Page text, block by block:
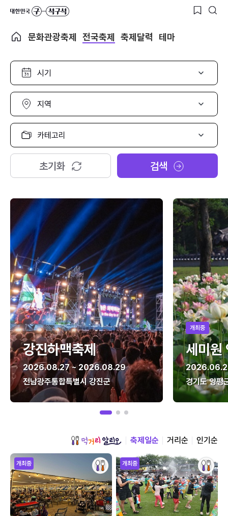
문화관광축제 전국축제 축제달력 테마
시
선
택
지
선
택
카
고
리
택
초기화 검색
강진하맥축제
2026.08.27 ~ 2026.08.29
전남광주통합특별시 강진군
개최중
세미원
경기도 양평
축제일순 거리순 인기순
개최중 개최중